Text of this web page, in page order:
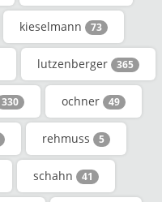
kieselmann 73
lutzenberger 365
330 ochner 49
rehmuss 5
schahn 41